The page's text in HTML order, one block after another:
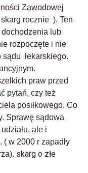
Zawodowej
rocznie ). Ten
lub
rozpoczęte i nie
sądu lekarskiego.
praw przed
pytań, czy też
posiłkowego. Co
Sprawę sądowa
ale i
w 2000 r zapadły
skarg o złe